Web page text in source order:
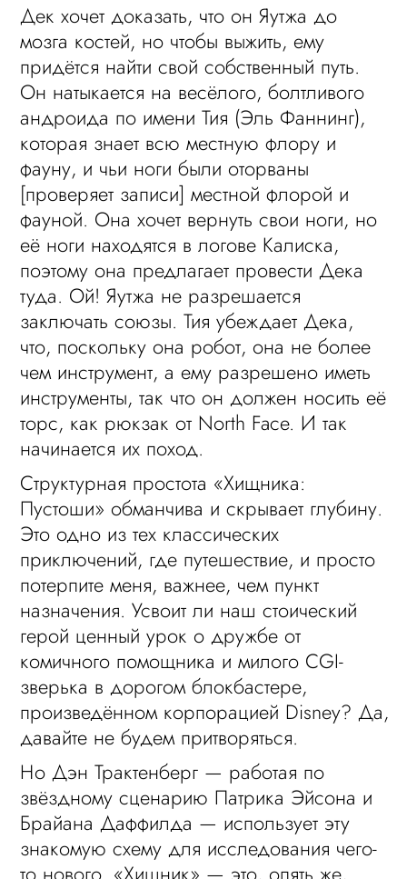
Дек хочет доказать, что он Яутжа до
мозга костей, но чтобы выжить, ему
придётся найти свой собственный путь.
Он натыкается на весёлого, болтливого
андроида по имени Тия (Эль Фаннинг),
которая знает всю местную флору и
фауну, и чьи ноги были оторваны
[проверяет записи] местной флорой и
фауной. Она хочет вернуть свои ноги, но
её ноги находятся в логове Калиска,
поэтому она предлагает провести Дека
туда. Ой! Яутжа не разрешается
заключать союзы. Тия убеждает Дека,
что, поскольку она робот, она не более
чем инструмент, а ему разрешено иметь
инструменты, так что он должен носить её
торс, как рюкзак от North Face. И так
начинается их поход.
Структурная простота «Хищника:
Пустоши» обманчива и скрывает глубину.
Это одно из тех классических
приключений, где путешествие, и просто
потерпите меня, важнее, чем пункт
назначения. Усвоит ли наш стоический
герой ценный урок о дружбе от
комичного помощника и милого CGI-
зверька в дорогом блокбастере,
произведённом корпорацией Disney? Да,
давайте не будем притворяться.
Но Дэн Трактенберг — работая по
звёздному сценарию Патрика Эйсона и
Брайана Даффилда — использует эту
знакомую схему для исследования чего-